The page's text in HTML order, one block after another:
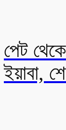
পেট
ইয়াবা,